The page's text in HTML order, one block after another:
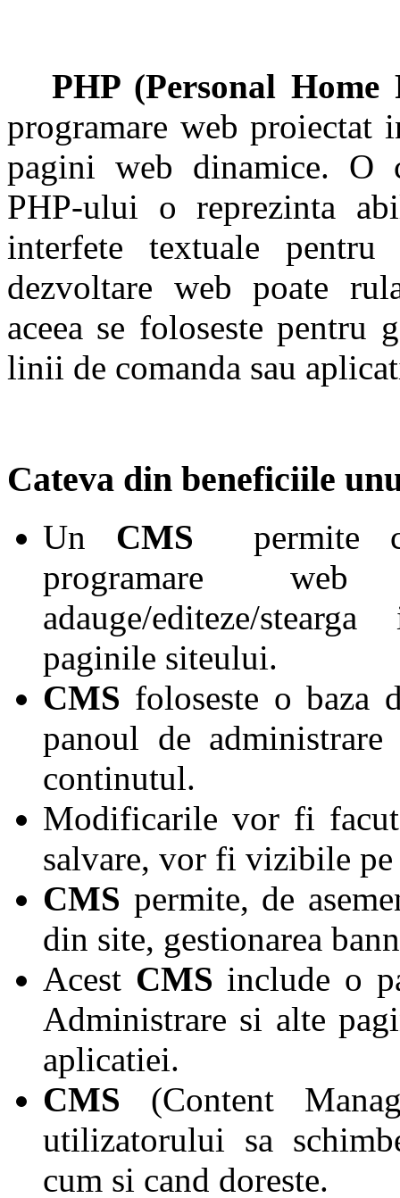
PHP (Personal Home
programare web proiectat
pagini web dinamice. O
PHP-ului o reprezinta
interfete textuale
dezvoltare web poate
aceea se foloseste pentru
linii de comanda sau
Cateva din beneficiile
Un CMS permite
programare
adauge/editeze/
paginile siteului.
CMS foloseste o baza
panoul de
continutul.
Modificarile vor fi
salvare, vor fi vizibile pe
CMS permite, de
din site, gestionarea
Acest CMS include o
Administrare si alte
aplicatiei.
CMS (Content
utilizatorului sa
cum si cand doreste.